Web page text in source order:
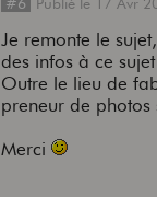
Je remonte le
des infos à ce
Outre le lieu de
preneur de photos
Merci